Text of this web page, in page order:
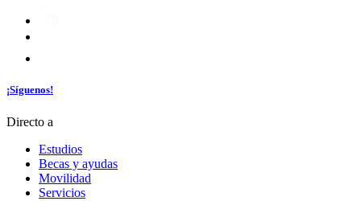
¡Síguenos!
Directo a
Estudios
Becas y ayudas
Movilidad
Servicios